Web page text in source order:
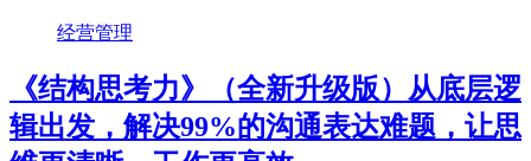
经营管理
《结构思考力》（全新升级版）从底层逻
辑出发，解决99%的沟通表达难题，让思